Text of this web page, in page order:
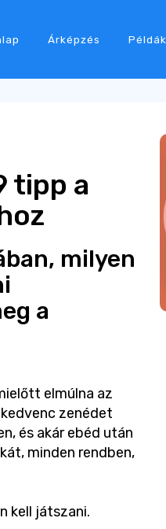
Árképzés Példák
tipp a
milyen
a
elmúlna az
zenédet
és akár ebéd után
minden rendben,
kell játszani.